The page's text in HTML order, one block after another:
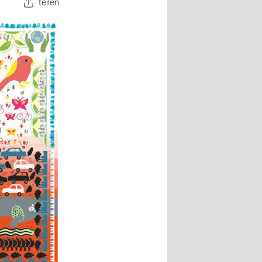
teilen